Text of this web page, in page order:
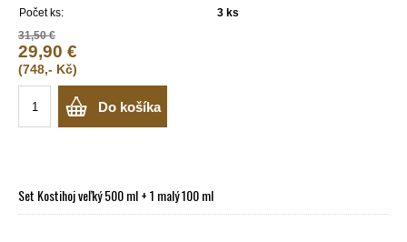
Počet ks: 3 ks
31,50 €
29,90 €
(748,- Kč)
Do košíka
Set Kostihoj veľký 500 ml + 1 malý 100 ml